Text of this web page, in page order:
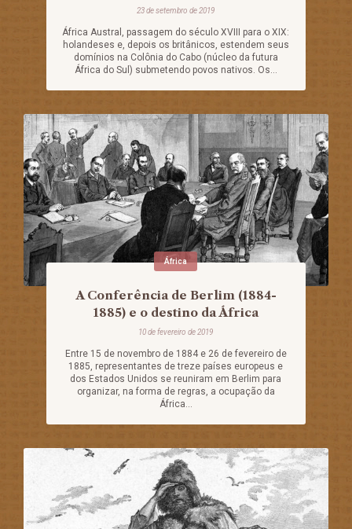
23 de setembro de 2019
África Austral, passagem do século XVIII para o XIX:
holandeses e, depois os britânicos, estendem seus
domínios na Colônia do Cabo (núcleo da futura
África do Sul) submetendo povos nativos. Os...
África
A Conferência de Berlim (1884-
1885) e o destino da África
10 de fevereiro de 2019
Entre 15 de novembro de 1884 e 26 de fevereiro de
1885, representantes de treze países europeus e
dos Estados Unidos se reuniram em Berlim para
organizar, na forma de regras, a ocupação da
África...